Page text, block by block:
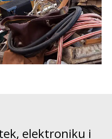
elektroniku i